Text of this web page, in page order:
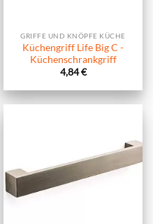
GRIFFE UND KNÖPFE KÜCHE
Küchengriff Life Big C -
Küchenschrankgriff
4,84€